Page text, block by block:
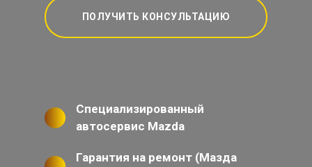
ПОЛУЧИТЬ КОНСУЛЬТАЦИЮ
Специализированный
автосервис Mazda
Гарантия на ремонт (Мазда